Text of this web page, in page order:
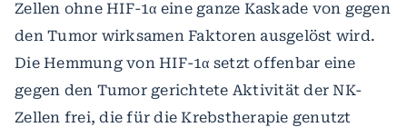
Zellen ohne HIF-1α eine ganze Kaskade von gegen
den Tumor wirksamen Faktoren ausgelöst wird.
Die Hemmung von HIF-1α setzt offenbar eine
gegen den Tumor gerichtete Aktivität der NK-
Zellen frei, die für die Krebstherapie genutzt